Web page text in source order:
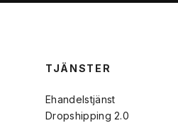
TJÄNSTER
Ehandelstjänst
Dropshipping 2.0